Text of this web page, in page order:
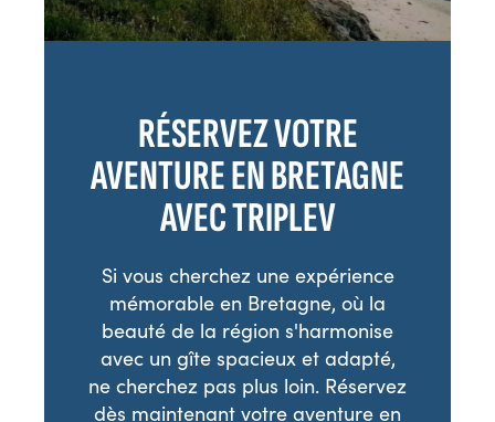
RÉSERVEZ VOTRE
AVENTURE EN BRETAGNE
AVEC TRIPLEV
Si vous cherchez une expérience
mémorable en Bretagne, où la
beauté de la région s'harmonise
avec un gîte spacieux et adapté,
ne cherchez pas plus loin. Réservez
dès maintenant votre aventure en